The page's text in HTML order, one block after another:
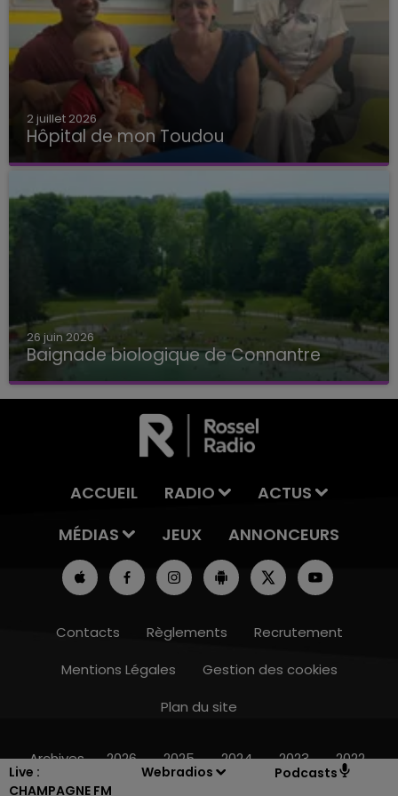
Live :
CHAMPAGNE FM
Webradios Podcasts
2 juillet 2026
Hôpital de mon Toudou
Hôpital de mon Toudou
26 juin 2026
Baignade biologique de Connantre
Baignade biologique de Connantre
ACCUEIL RADIO
ACTUS
MÉDIAS
JEUX ANNONCEURS
Contacts Règlements
Recrutement
Mentions Légales
Gestion des cookies
Plan du site
Archives 2026 2025 2024 2023 2022